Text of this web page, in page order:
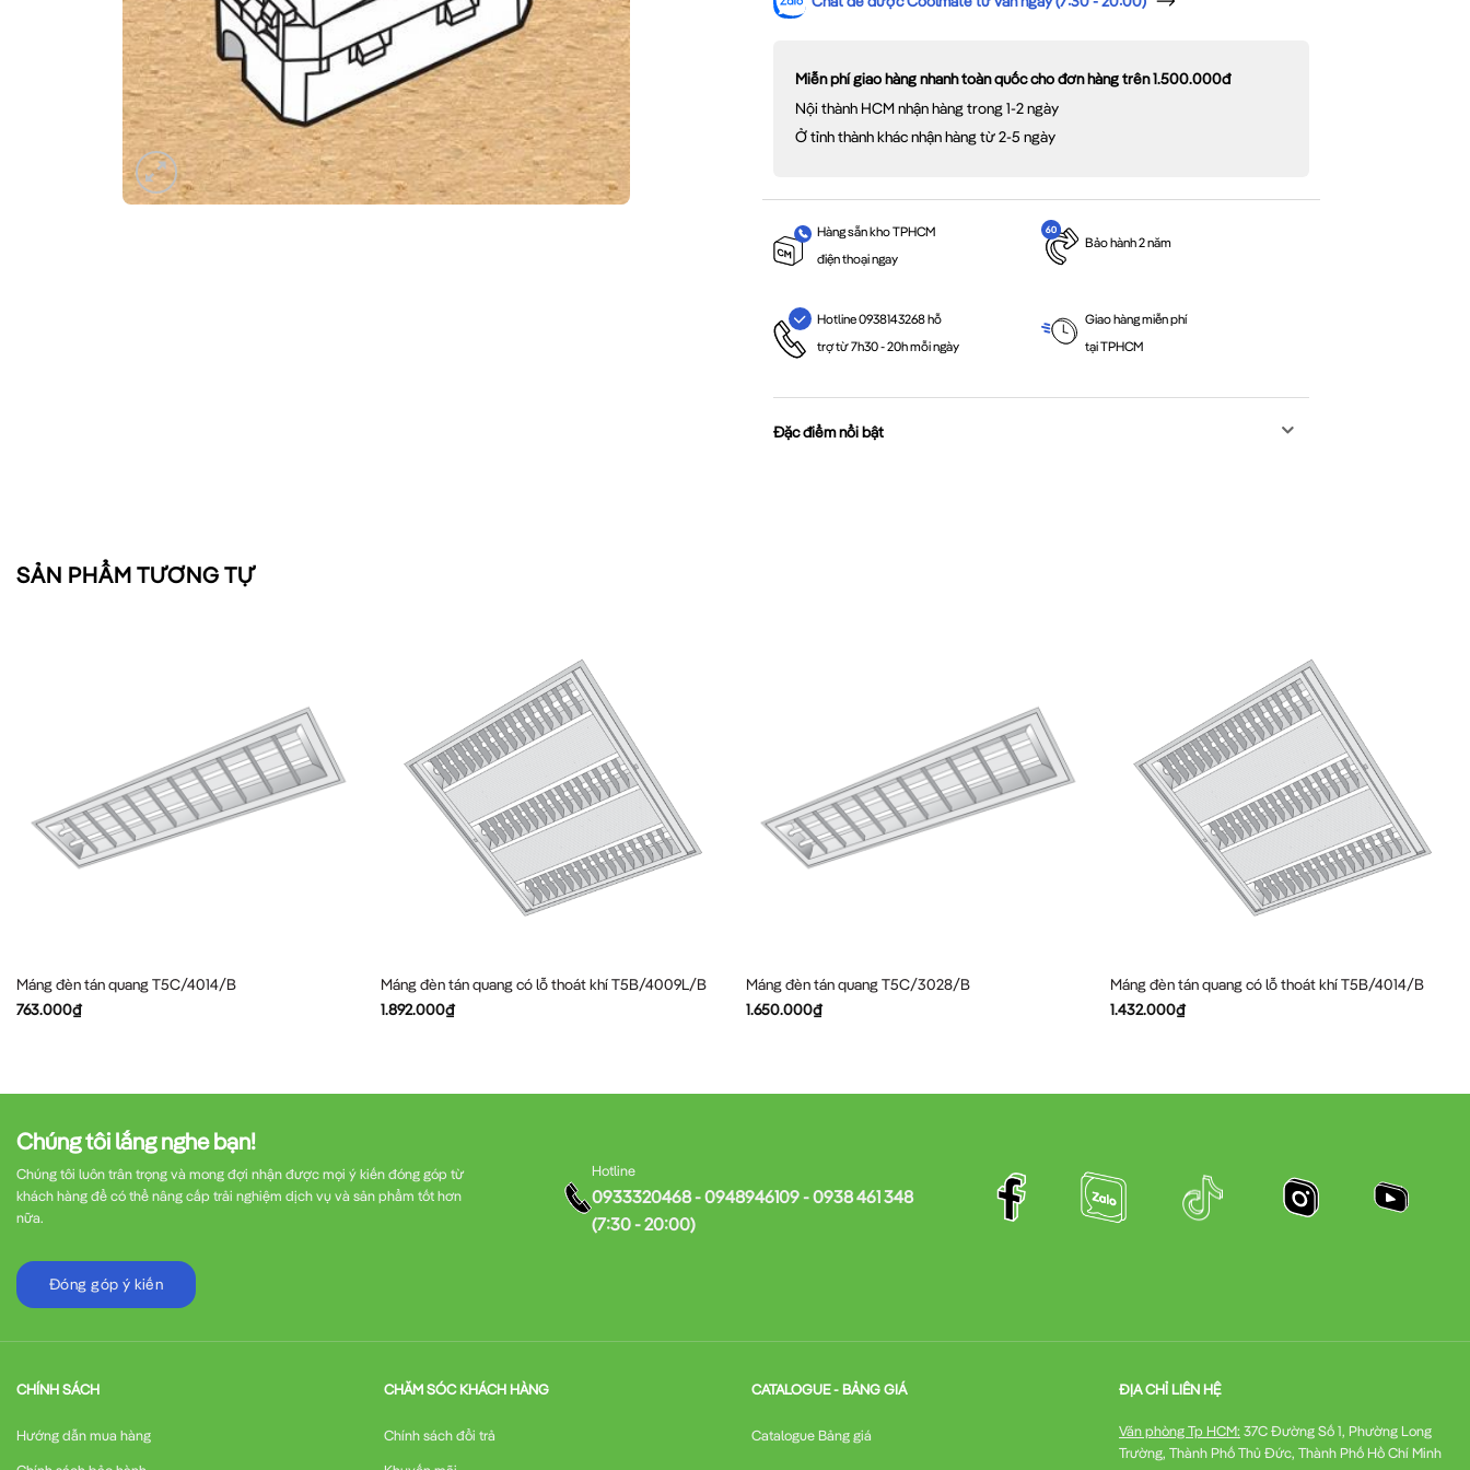
Miễn phí giao hàng nhanh toàn quốc cho đơn hàng trên 1.500.000đ
Nội thành HCM nhận hàng trong 1-2 ngày
Ở tỉnh thành khác nhận hàng từ 2-5 ngày
Hàng sẵn kho TPHCM
điện thoại ngay
Bảo hành 2 năm
Hotline 0938143268 hỗ
trợ từ 7h30 - 20h mỗi ngày
Giao hàng miễn phí
tại TPHCM
Đặc điểm nổi bật
SẢN PHẨM TƯƠNG TỰ
Máng đèn tán quang T5C/4014/B
763.000₫
Máng đèn tán quang có lỗ thoát khí T5B/4009L/B
1.892.000₫
Máng đèn tán quang T5C/3028/B
1.650.000₫
Máng đèn tán quang có lỗ thoát khí T5B/4014/B
1.432.000₫
Chúng tôi lắng nghe bạn!
Chúng tôi luôn trân trọng và mong đợi nhận được mọi ý kiến đóng góp từ
khách hàng để có thể nâng cấp trải nghiệm dịch vụ và sản phẩm tốt hơn
nữa.
Đóng góp ý kiến
Hotline
0933320468 - 0948946109 - 0938 461 348
(7:30 - 20:00)
CHÍNH SÁCH
Hướng dẫn mua hàng
CHĂM SÓC KHÁCH HÀNG
Chính sách đổi trả
CATALOGUE - BẢNG GIÁ
Catalogue Bảng giá
ĐỊA CHỈ LIÊN HỆ
Văn phòng Tp HCM: 37C Đường Số 1, Phường Long
Trường, Thành Phố Thủ Đức, Thành Phố Hồ Chí Minh